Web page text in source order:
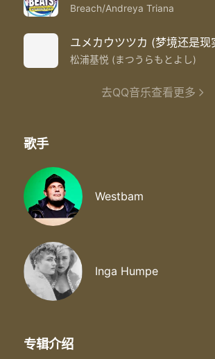
Breach/Andreya Triana
ユメカウツツカ (梦境还是现
松浦基悦 (まつうらもとよし)
去QQ音乐查看更多
歌手
Westbam
Inga Humpe
专辑介绍